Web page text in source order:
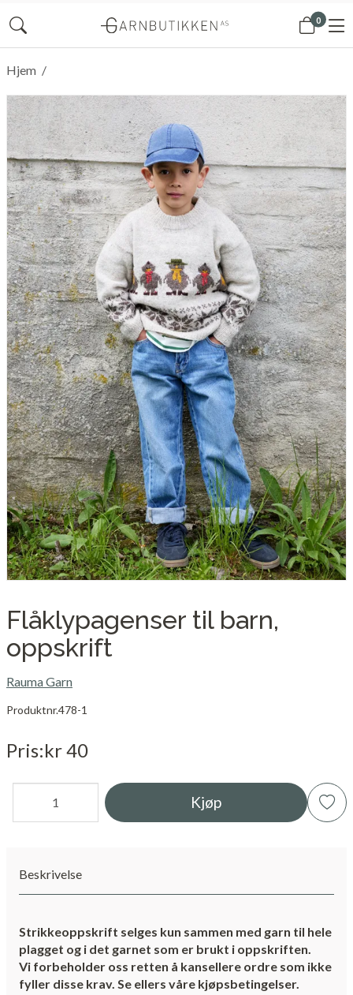
0
/
Hjem
Flåklypagenser til barn,
oppskrift
Rauma Garn
Produktnr.478-1
Pris kr 40
Kjøp
Beskrivelse
Strikkeoppskrift selges kun sammen med garn til hele
plagget og i det garnet som er brukt i oppskriften.
Vi forbeholder oss retten å kansellere ordre som ikke
fyller disse krav. Se ellers våre kjøpsbetingelser.